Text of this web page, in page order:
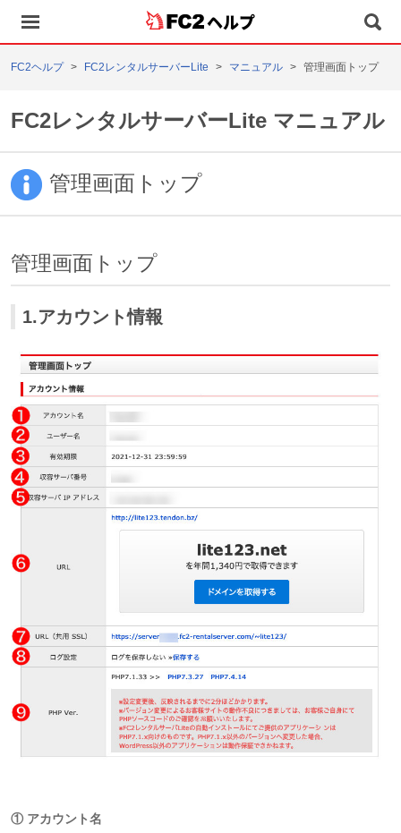
ヘルプ
FC2ヘルプ FC2レンタルサーバーLite マニュアル 管理画面トップ
FC2レンタルサーバーLite マニュアル
管理画面トップ
管理画面トップ
1.アカウント情報
① アカウント名